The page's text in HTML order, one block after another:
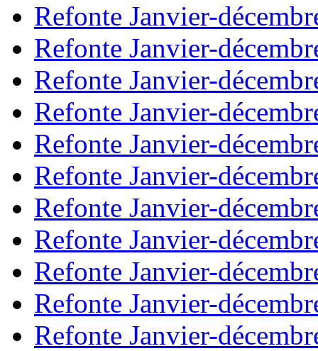
Refonte Janvier-
Refonte Janvier-
Refonte Janvier-
Refonte Janvier-
Refonte Janvier-
Refonte Janvier-
Refonte Janvier-
Refonte Janvier-
Refonte Janvier-
Refonte Janvier-
Refonte Janvier-